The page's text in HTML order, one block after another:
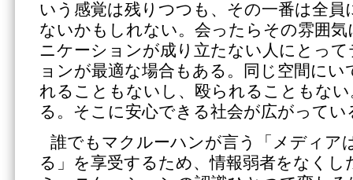
いう感覚は残りつつも、その一番は全
ないかもしれない。会ったらその雰囲
ニケーションが成り立たない人にとっ
ョンが最適な場合もある。同じ空間に
れることもないし、殴られることもな
る。そこに安心できる社会が広がって
誰でもマクルーハンが言う「メディア
る」を享受するため、情報弱者をなく